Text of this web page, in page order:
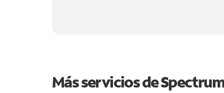
Más servicios de